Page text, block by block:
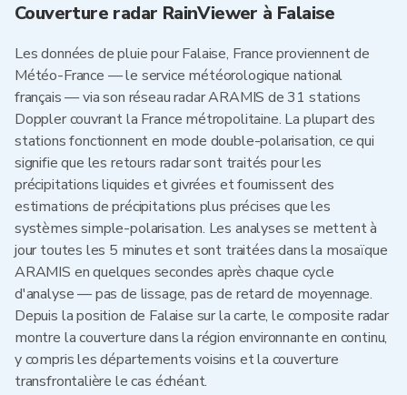
Couverture radar RainViewer à Falaise
Les données de pluie pour Falaise, France proviennent de
Météo-France — le service météorologique national
français — via son réseau radar ARAMIS de 31 stations
Doppler couvrant la France métropolitaine. La plupart des
stations fonctionnent en mode double-polarisation, ce qui
signifie que les retours radar sont traités pour les
précipitations liquides et givrées et fournissent des
estimations de précipitations plus précises que les
systèmes simple-polarisation. Les analyses se mettent à
jour toutes les 5 minutes et sont traitées dans la mosaïque
ARAMIS en quelques secondes après chaque cycle
d'analyse — pas de lissage, pas de retard de moyennage.
Depuis la position de Falaise sur la carte, le composite radar
montre la couverture dans la région environnante en continu,
y compris les départements voisins et la couverture
transfrontalière le cas échéant.